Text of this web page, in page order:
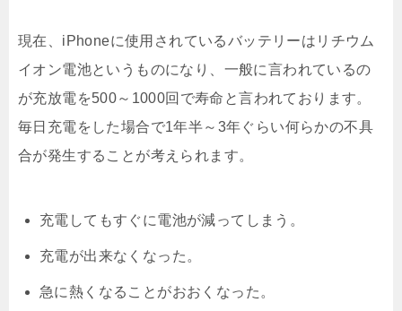
現在、iPhoneに使用されているバッテリーはリチウム
イオン電池というものになり、一般に言われているの
が充放電を500～1000回で寿命と言われております。
毎日充電をした場合で1年半～3年ぐらい何らかの不具
合が発生することが考えられます。
充電してもすぐに電池が減ってしまう。
充電が出来なくなった。
急に熱くなることがおおくなった。